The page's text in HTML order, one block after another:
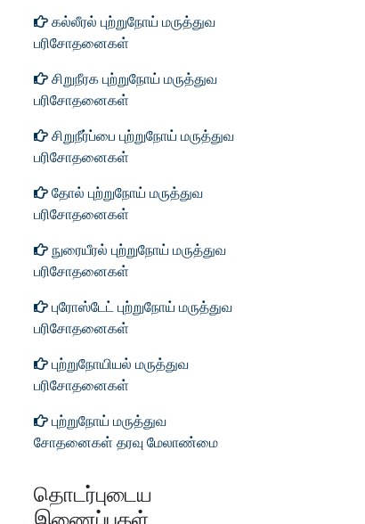
கல்லீரல் புற்றுநோய் மருத்துவ
பரிசோதனைகள்
சிறுநீரக புற்றுநோய் மருத்துவ
பரிசோதனைகள்
சிறுநீர்ப்பை புற்றுநோய் மருத்துவ
பரிசோதனைகள்
தோல் புற்றுநோய் மருத்துவ
பரிசோதனைகள்
நுரையீரல் புற்றுநோய் மருத்துவ
பரிசோதனைகள்
புரோஸ்டேட் புற்றுநோய் மருத்துவ
பரிசோதனைகள்
புற்றுநோயியல் மருத்துவ
பரிசோதனைகள்
புற்றுநோய் மருத்துவ
சோதனைகள் தரவு மேலாண்மை
சோதனைகள் தரவு மேலாண்மை
தொடர்புடைய